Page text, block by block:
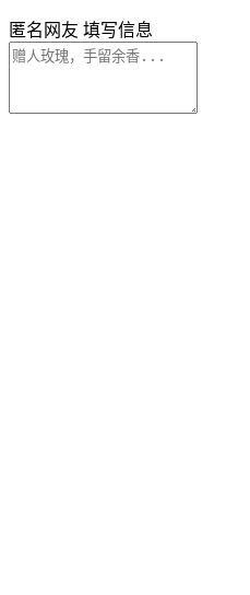
匿名网友 填写信息